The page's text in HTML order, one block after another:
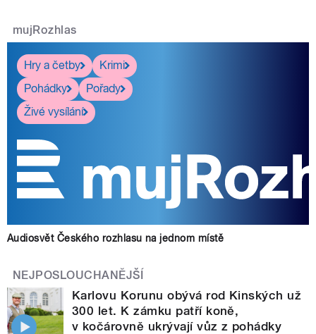
mujRozhlas
Hry a četby
Krimi
Pohádky
Pořady
Živé vysílání
Audiosvět Českého rozhlasu na jednom místě
NEJPOSLOUCHANĚJŠÍ
Karlovu Korunu obývá rod Kinských už
300 let. K zámku patří koně,
v kočárovně ukrývají vůz z pohádky